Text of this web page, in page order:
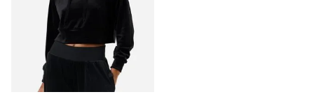
Saídas de praia
Personagens
Plus size
Blusas e Camisetas
Calças
Casacos e Jaquetas
Jeans